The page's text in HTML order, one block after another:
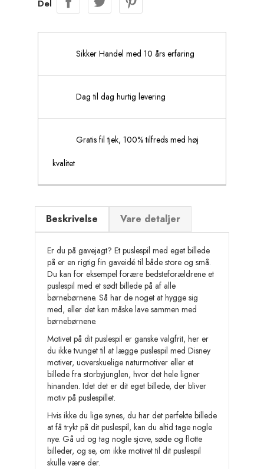
Del
Sikker Handel med 10 års erfaring
Dag til dag hurtig levering
Gratis fil tjek, 100% tilfreds med høj
kvalitet
Beskrivelse Vare detaljer
Er du på gavejagt? Et puslespil med eget billede
på er en rigtig fin gaveidé til både store og små.
Du kan for eksempel forære bedsteforældrene et
puslespil med et sødt billede på af alle
børnebørnene. Så har de noget at hygge sig
med, eller det kan måske lave sammen med
børnebørnene.
Motivet på dit puslespil er ganske valgfrit, her er
du ikke tvunget til at lægge puslespil med Disney
motiver, uoverskuelige naturmotiver eller et
billede fra storbyjunglen, hvor det hele ligner
hinanden. Idet det er dit eget billede, der bliver
motiv på puslespillet.
Hvis ikke du lige synes, du har det perfekte billede
at få trykt på dit puslespil, kan du altid tage nogle
nye. Gå ud og tag nogle sjove, søde og flotte
billeder, og se, om ikke motivet til dit puslespil
skulle være der.